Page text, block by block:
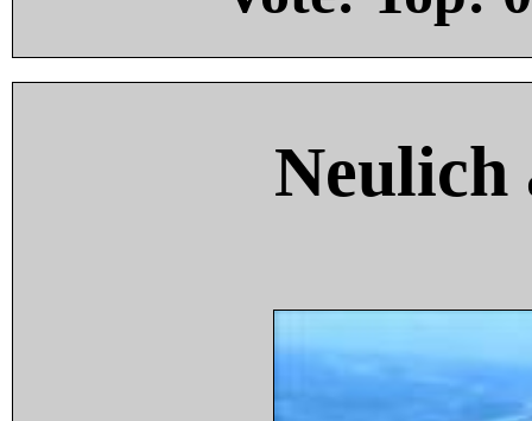
Neulich